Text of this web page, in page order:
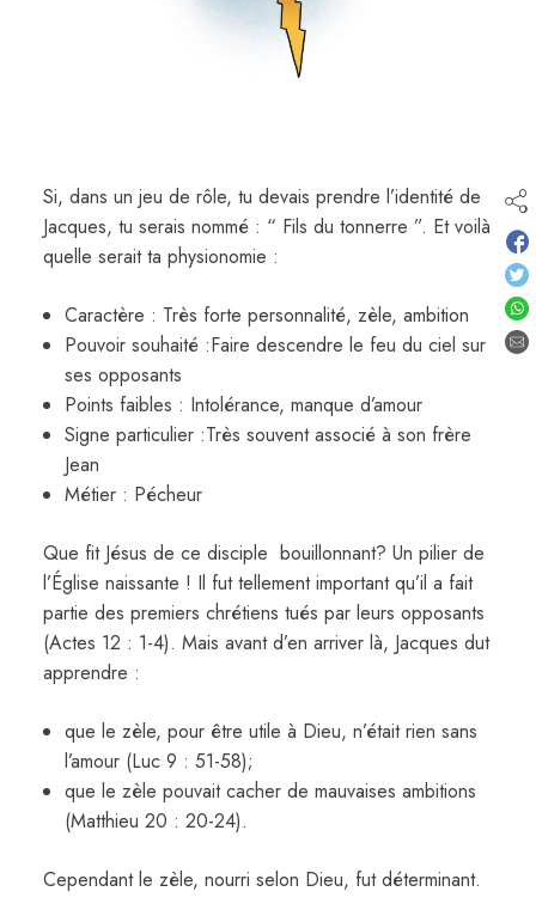
Si, dans un jeu de rôle, tu devais prendre l’identité de
Jacques, tu serais nommé : “ Fils du tonnerre ”. Et voilà
quelle serait ta physionomie :
Caractère : Très forte personnalité, zèle, ambition
Pouvoir souhaité :Faire descendre le feu du ciel sur
ses opposants
Points faibles : Intolérance, manque d’amour
Signe particulier :Très souvent associé à son frère
Jean
Métier : Pécheur
Que fit Jésus de ce disciple bouillonnant? Un pilier de
l’Église naissante ! Il fut tellement important qu’il a fait
partie des premiers chrétiens tués par leurs opposants
(Actes 12 : 1-4). Mais avant d’en arriver là, Jacques dut
apprendre :
que le zèle, pour être utile à Dieu, n’était rien sans
l’amour (Luc 9 : 51-58);
que le zèle pouvait cacher de mauvaises ambitions
(Matthieu 20 : 20-24).
Cependant le zèle, nourri selon Dieu, fut déterminant.